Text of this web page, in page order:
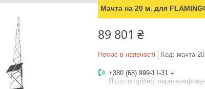
Мачта на 20 м. для
89 801 ₴
Немає в наявності Код: мачта
+380 (68) 999-11-31
Якщо потрібно,